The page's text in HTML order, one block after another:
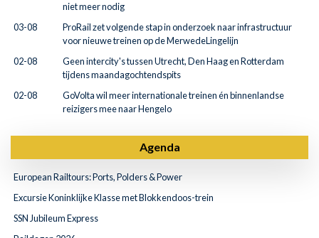
niet meer nodig
03-08
ProRail zet volgende stap in onderzoek naar infrastructuur
voor nieuwe treinen op de MerwedeLingelijn
02-08
Geen intercity's tussen Utrecht, Den Haag en Rotterdam
tijdens maandagochtendspits
02-08
GoVolta wil meer internationale treinen én binnenlandse
reizigers mee naar Hengelo
Agenda
European Railtours: Ports, Polders & Power
Excursie Koninklijke Klasse met Blokkendoos-trein
SSN Jubileum Express